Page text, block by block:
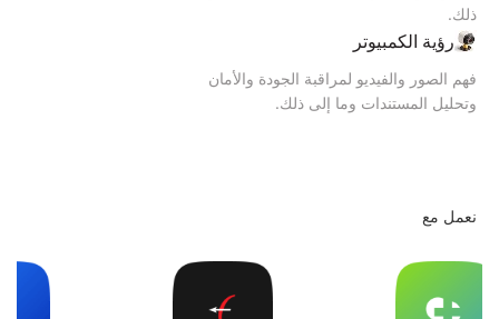
ذلك.
رؤية الكمبيوتر
فهم الصور والفيديو لمراقبة الجودة والأمان
وتحليل المستندات وما إلى ذلك.
نعمل مع